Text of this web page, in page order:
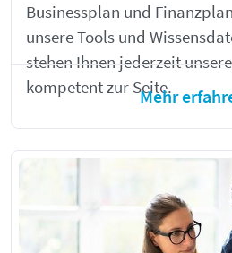
Businessplan und
unsere Tools und
stehen Ihnen jederzeit
kompetent zur Seite.
Mehr